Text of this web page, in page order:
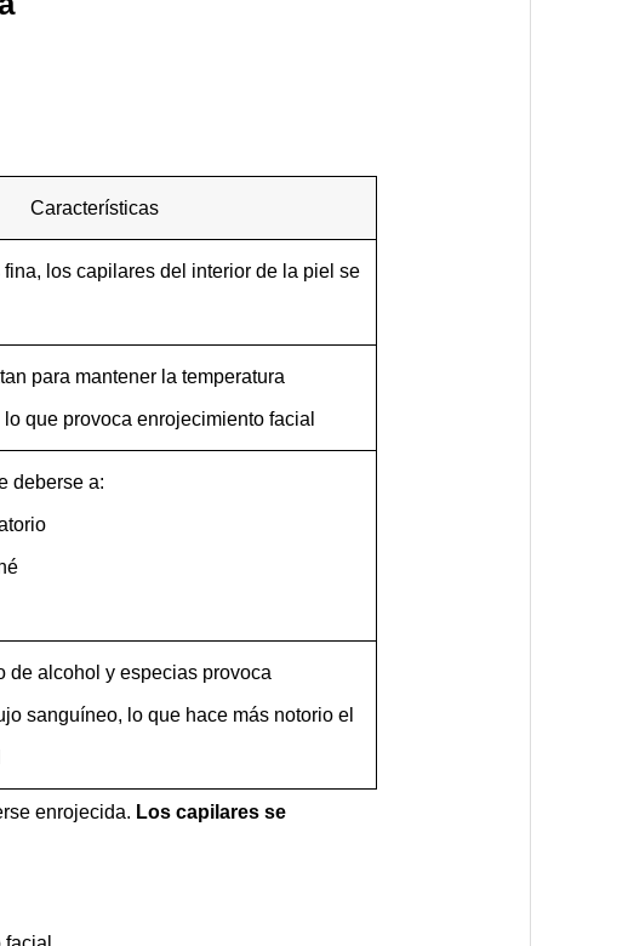
Características
los capilares del interior de la piel se
para mantener la temperatura
que provoca enrojecimiento facial
deberse a:
de alcohol y especias provoca
sanguíneo, lo que hace más notorio el
enrojecida. Los capilares se